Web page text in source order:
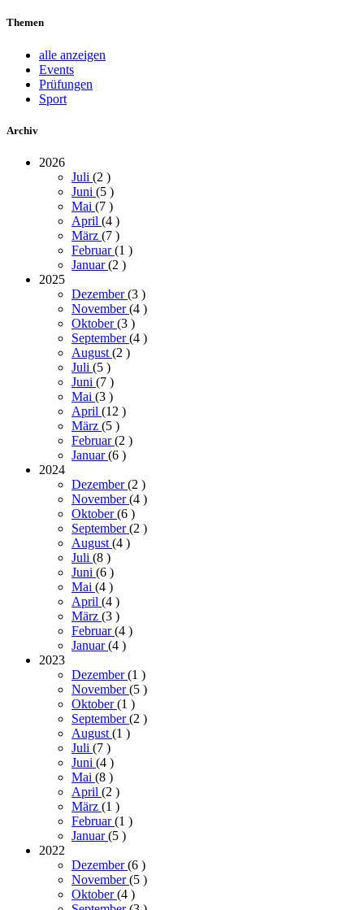
Themen
alle anzeigen
Events
Prüfungen
Sport
Archiv
2026
Juli (2 )
Juni (5 )
Mai (7 )
April (4 )
März (7 )
Februar(1 )
Januar(2 )
2025
Dezember(3 )
November(4 )
Oktober(3 )
September(4 )
August (2 )
Juli (5 )
Juni (7 )
Mai (3 )
April (12 )
März (5 )
Februar(2 )
Januar(6 )
2024
Dezember(2 )
November(4 )
Oktober(6 )
September(2 )
August (4 )
Juli (8 )
Juni (6 )
Mai (4 )
April (4 )
März (3 )
Februar(4 )
Januar(4 )
2023
Dezember(1 )
November(5 )
Oktober(1 )
September(2 )
August (1 )
Juli (7 )
Juni (4 )
Mai (8 )
April (2 )
März (1 )
Februar(1 )
Januar(5 )
2022
Dezember(6 )
November(5 )
Oktober(4 )